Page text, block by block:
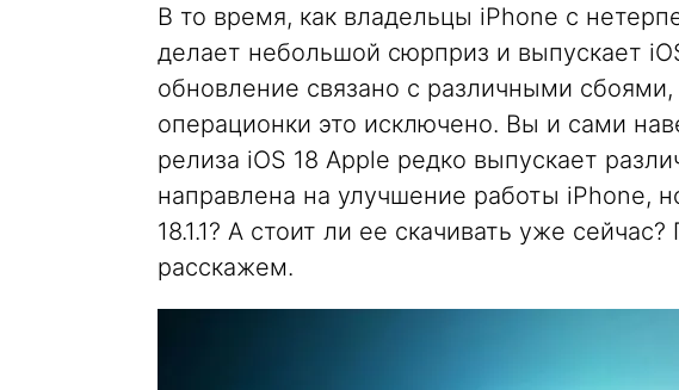
В то время, как владельцы iPhone с
делает небольшой сюрприз и выпускает
обновление связано с различными
операционки это исключено. Вы и сами
релиза iOS 18 Apple редко выпускает
направлена на улучшение работы iPhone,
18.1.1? А стоит ли ее скачивать уже
расскажем.